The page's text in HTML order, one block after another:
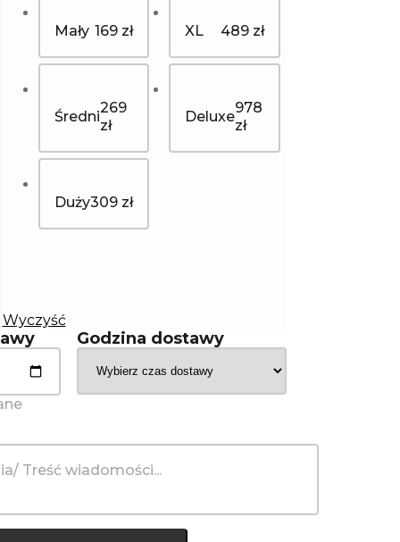
Mały 169 zł
Średni
269
zł
Duży309 zł
XL 489 zł
Deluxe
978
zł
Wyczyść
Godzina dostawy